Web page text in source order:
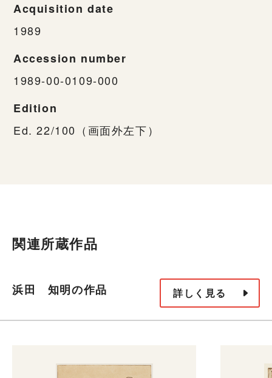
Acquisition date
1989
Accession number
1989-00-0109-000
Edition
Ed. 22/100（画面外左下）
関連所蔵作品
浜田 知明の作品 詳しく見る